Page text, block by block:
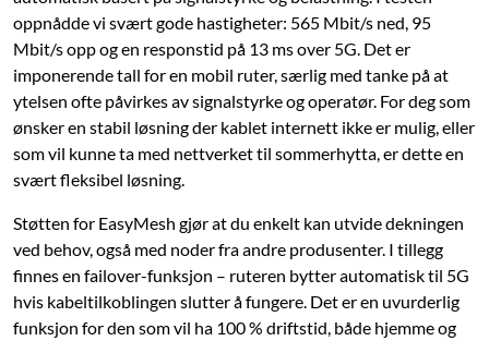
oppnådde vi svært gode hastigheter: 565 Mbit/s ned, 95
Mbit/s opp og en responstid på 13 ms over 5G. Det er
imponerende tall for en mobil ruter, særlig med tanke på at
ytelsen ofte påvirkes av signalstyrke og operatør. For deg som
ønsker en stabil løsning der kablet internett ikke er mulig, eller
som vil kunne ta med nettverket til sommerhytta, er dette en
svært fleksibel løsning.
Støtten for EasyMesh gjør at du enkelt kan utvide dekningen
ved behov, også med noder fra andre produsenter. I tillegg
finnes en failover-funksjon – ruteren bytter automatisk til 5G
hvis kabeltilkoblingen slutter å fungere. Det er en uvurderlig
funksjon for den som vil ha 100 % driftstid, både hjemme og